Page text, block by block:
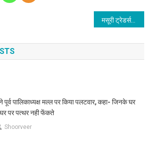
मसूरी ट्रेडर्स एसोसियेशन की नवगठित कार्यकारणी का शपथ ग्रहण संपन्न
पूर्व पालिकाध्यक्ष मल्ल पर किया पलटवार, कहा- जिनके घर
पर पत्थर नही फेंकते
Shoorveer